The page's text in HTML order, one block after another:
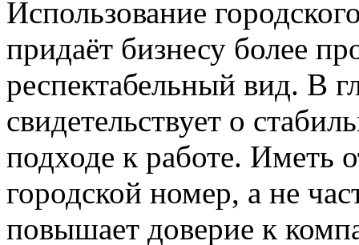
Использование
придаёт бизнесу более
респектабельный вид. В
свидетельствует о
подходе к работе. Иметь
городской номер, а не
повышает доверие к